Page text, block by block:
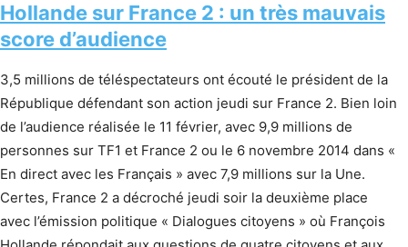
Hollande sur France 2 : un très mauvais
score d’audience
3,5 millions de téléspectateurs ont écouté le président de la
République défendant son action jeudi sur France 2. Bien loin
de l’audience réalisée le 11 février, avec 9,9 millions de
personnes sur TF1 et France 2 ou le 6 novembre 2014 dans «
En direct avec les Français » avec 7,9 millions sur la Une.
Certes, France 2 a décroché jeudi soir la deuxième place
avec l’émission politique « Dialogues citoyens » où François